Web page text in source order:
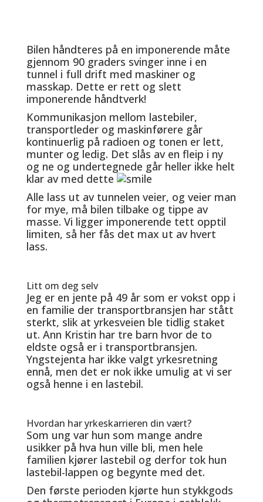
Bilen håndteres på en imponerende måte
gjennom 90 graders svinger inne i en
tunnel i full drift med maskiner og
masskap. Dette er rett og slett
imponerende håndtverk!
Kommunikasjon mellom lastebiler,
transportleder og maskinførere går
kontinuerlig på radioen og tonen er lett,
munter og ledig. Det slås av en fleip i ny
og ne og undertegnede går heller ikke helt
klar av med dette
Alle lass ut av tunnelen veier, og veier man
for mye, må bilen tilbake og tippe av
masse. Vi ligger imponerende tett opptil
limiten, så her fås det max ut av hvert
lass.
Litt om deg selv
Jeg er en jente på 49 år som er vokst opp i
en familie der transportbransjen har stått
sterkt, slik at yrkesveien ble tidlig staket
ut. Ann Kristin har tre barn hvor de to
eldste også er i transportbransjen.
Yngstejenta har ikke valgt yrkesretning
ennå, men det er nok ikke umulig at vi ser
også henne i en lastebil.
Hvordan har yrkeskarrieren din vært?
Som ung var hun som mange andre
usikker på hva hun ville bli, men hele
familien kjører lastebil og derfor tok hun
lastebil-lappen og begynte med det.
Den første perioden kjørte hun stykkgods